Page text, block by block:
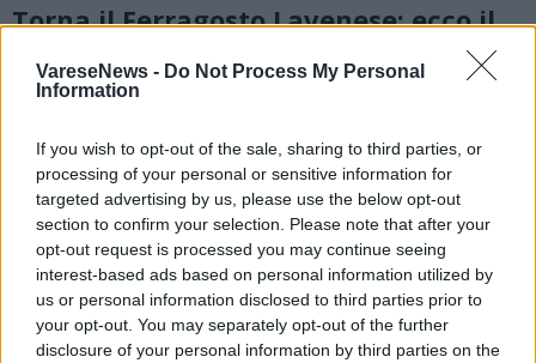
VareseNews - Do Not Process My Personal
Information
If you wish to opt-out of the sale, sharing to third parties, or
processing of your personal or sensitive information for
targeted advertising by us, please use the below opt-out
section to confirm your selection. Please note that after your
opt-out request is processed you may continue seeing
interest-based ads based on personal information utilized by
us or personal information disclosed to third parties prior to
your opt-out. You may separately opt-out of the further
disclosure of your personal information by third parties on the
Torna il Ferragosto Lavenese: ecco il
Laveno Mombello